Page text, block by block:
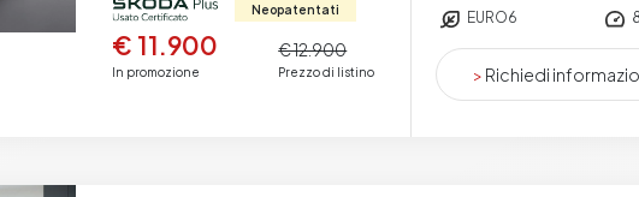
Neopatentati
€ 11.900
In promozione
€ 12.900
Prezzo di listino
EURO6
> Richiedi